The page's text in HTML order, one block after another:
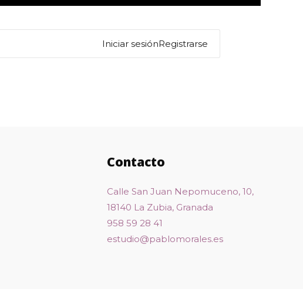
Iniciar sesiónRegistrarse
Contacto
Calle San Juan Nepomuceno, 10,
18140 La Zubia, Granada
958 59 28 41
estudio@pablomorales.es